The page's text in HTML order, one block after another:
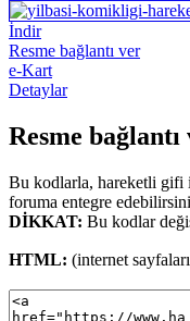
İndir
Resme bağlantı ver
e-Kart
Detaylar
Resme bağlantı
Bu kodlarla, hareketli gifi
foruma entegre
DİKKAT: Bu kodlar
HTML: (internet